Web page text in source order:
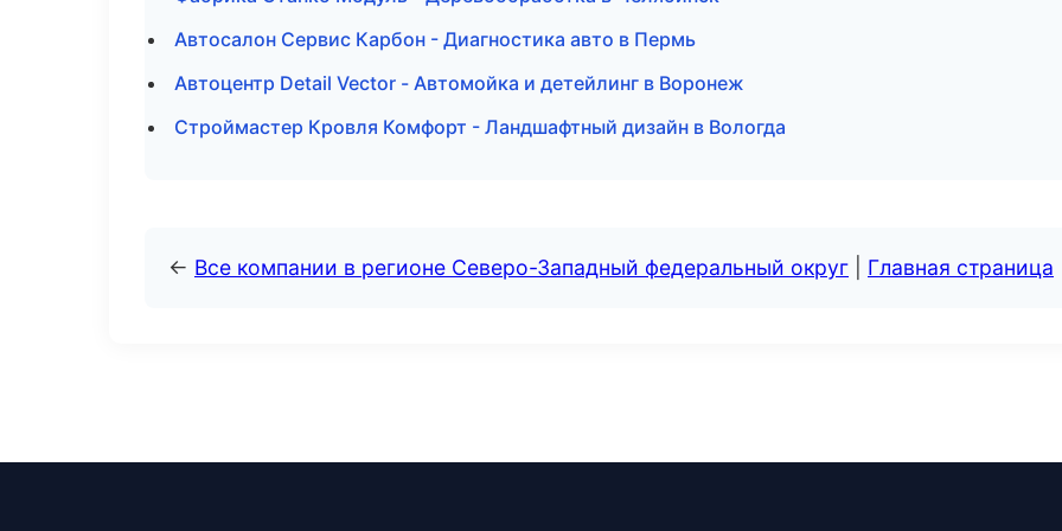
Автосалон Сервис Карбон - Диагностика авто в Пермь
Автоцентр Detail Vector - Автомойка и детейлинг в Воронеж
Строймастер Кровля Комфорт - Ландшафтный дизайн в Вологда
← Все компании в регионе Северо-Западный федеральный округ Главная страница